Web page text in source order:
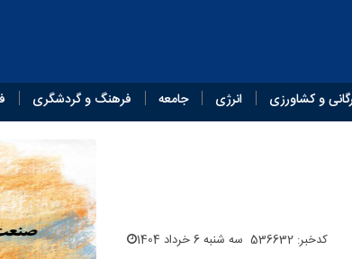
و کشاورزی انرژی جامعه فرهنگ و گردشگری
کدخبر: 536632 سه شنبه 6 خرداد 1404